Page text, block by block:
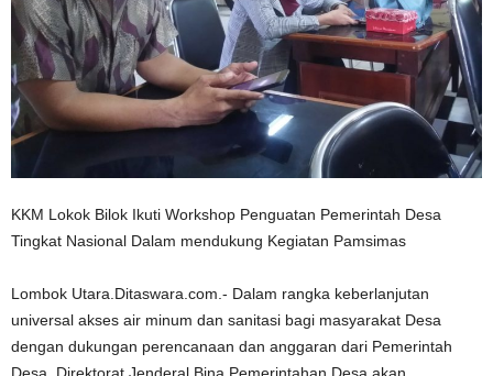
KKM Lokok Bilok Ikuti Workshop Penguatan Pemerintah Desa
Tingkat Nasional Dalam mendukung Kegiatan Pamsimas
Lombok Utara.Ditaswara.com.- Dalam rangka keberlanjutan
universal akses air minum dan sanitasi bagi masyarakat Desa
dengan dukungan perencanaan dan anggaran dari Pemerintah